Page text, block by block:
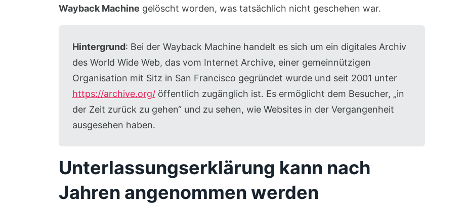
Wayback Machine gelöscht worden, was tatsächlich nicht geschehen war.
Hintergrund: Bei der Wayback Machine handelt es sich um ein digitales Archiv
des World Wide Web, das vom Internet Archive, einer gemeinnützigen
Organisation mit Sitz in San Francisco gegründet wurde und seit 2001 unter
https://archive.org/öffentlich zugänglich ist. Es ermöglicht dem Besucher, „in
der Zeit zurück zu gehen“ und zu sehen, wie Websites in der Vergangenheit
ausgesehen haben.
Unterlassungserklärung kann nach
Jahren angenommen werden